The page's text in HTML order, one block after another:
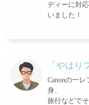
ディーに対
いました！
「やはり
Canonの一
身、
旅行などで